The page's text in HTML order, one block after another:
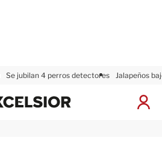
Se jubilan 4 perros detectores Jalapeños
I
x